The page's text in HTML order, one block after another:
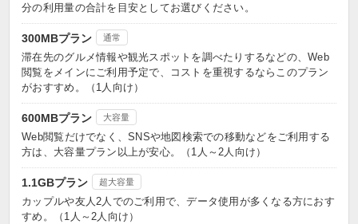
分の利用量の合計を目安としてお選びください。
300MBプラン 通常
滞在先のグルメ情報や観光スポットを調べたりするなどの、Web
閲覧をメインにご利用予定で、コストを重視するならこのプラン
がおすすめ。（1人向け）
600MBプラン 大容量
Web閲覧だけでなく、SNSや地図検索での移動などをご利用する
方は、大容量プラン以上が安心。（1人～2人向け）
1.1GBプラン 超大容量
カップルや友人2人でのご利用で、データ使用が多くなる方におす
すめ。（1人～2人向け）